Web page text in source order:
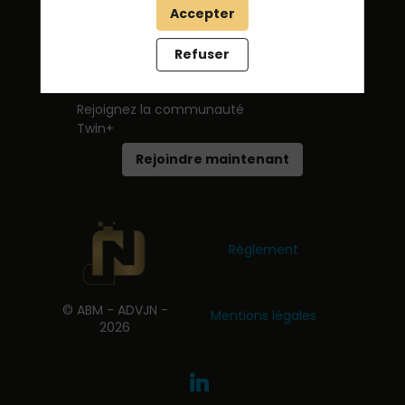
Rejoignez la communauté
Twin+
Rejoindre maintenant
© ABM - ADVJN -
2026
Règlement
Mentions légales
Accepter
Refuser